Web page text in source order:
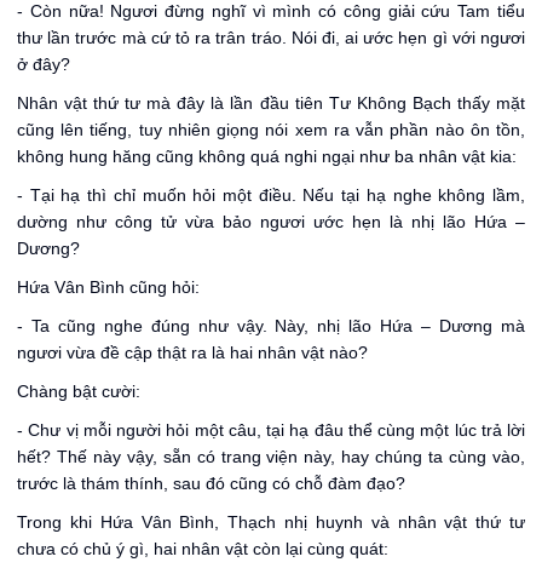
- Còn nữa! Ngươi đừng nghĩ vì mình có công giải cứu Tam tiểu
thư lần trước mà cứ tỏ ra trân tráo. Nói đi, ai ước hẹn gì với ngươi
ở đây?
Nhân vật thứ tư mà đây là lần đầu tiên Tư Không Bạch thấy mặt
cũng lên tiếng, tuy nhiên giọng nói xem ra vẫn phần nào ôn tồn,
không hung hăng cũng không quá nghi ngại như ba nhân vật kia:
- Tại hạ thì chỉ muốn hỏi một điều. Nếu tại hạ nghe không lầm,
dường như công tử vừa bảo ngươi ước hẹn là nhị lão Hứa –
Dương?
Hứa Vân Bình cũng hỏi:
- Ta cũng nghe đúng như vậy. Này, nhị lão Hứa – Dương mà
ngươi vừa đề cập thật ra là hai nhân vật nào?
Chàng bật cười:
- Chư vị mỗi người hỏi một câu, tại hạ đâu thể cùng một lúc trả lời
hết? Thế này vậy, sẵn có trang viện này, hay chúng ta cùng vào,
trước là thám thính, sau đó cũng có chỗ đàm đạo?
Trong khi Hứa Vân Bình, Thạch nhị huynh và nhân vật thứ tư
chưa có chủ ý gì, hai nhân vật còn lại cùng quát: